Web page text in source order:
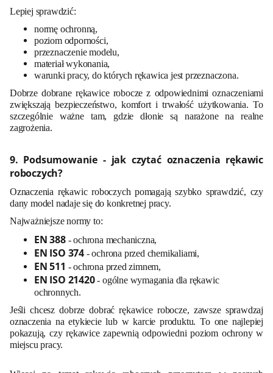
Lepiej sprawdzić:
normę ochronną,
poziom odporności,
przeznaczenie modelu,
materiał wykonania,
warunki pracy, do których rękawica jest przeznaczona.
Dobrze dobrane rękawice robocze z odpowiednimi oznaczeniami
zwiększają bezpieczeństwo, komfort i trwałość użytkowania. To
szczególnie ważne tam, gdzie dłonie są narażone na realne
zagrożenia.
9. Podsumowanie - jak czytać oznaczenia rękawic
roboczych?
Oznaczenia rękawic roboczych pomagają szybko sprawdzić, czy
dany model nadaje się do konkretnej pracy.
Najważniejsze normy to:
EN 388- ochrona mechaniczna,
EN ISO 374 - ochrona przed chemikaliami,
EN 511 - ochrona przed zimnem,
EN ISO 21420- ogólne wymagania dla rękawic
ochronnych.
Jeśli chcesz dobrze dobrać rękawice robocze, zawsze sprawdzaj
oznaczenia na etykiecie lub w karcie produktu. To one najlepiej
pokazują, czy rękawice zapewnią odpowiedni poziom ochrony w
miejscu pracy.